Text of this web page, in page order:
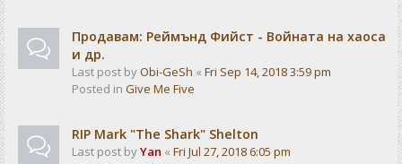
Продавам: Реймънд Фийст - Войната на хаоса
и др.
Last post byObi-GeSh « Fri Sep 14, 2018 3:59 pm
Posted in Give Me Five
RIP Mark "The Shark" Shelton
Last post byYan « Fri Jul 27, 2018 6:05 pm